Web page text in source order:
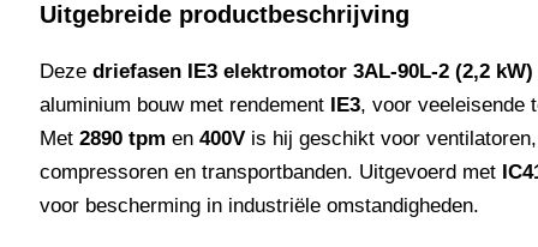
Uitgebreide productbeschrijving
Deze driefasen IE3 elektromotor 3AL-90L-2 (2,2 kW)
aluminium bouw met rendement
IE3, voor veeleisende
Met 2890 tpm en 400V is hij geschikt voor
compressoren en transportbanden. Uitgevoerd met
voor bescherming in industriële omstandigheden.